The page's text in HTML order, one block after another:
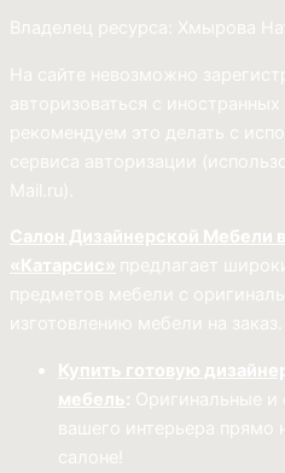
Владелец ресурса: Хмырова
На сайте невозможно
авторизоваться с
рекомендуем это делать с
сервиса авторизации
Mail.ru).
Салон Дизайнерской Мебели
«Катарсис» предлагает
предметов мебели с
изготовлению мебели на заказ.
Купить готовую
мебель: Оригинальные и
вашего интерьера прямо
салоне!